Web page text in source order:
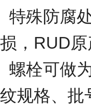
特殊防腐
损，RUD
螺栓可做
纹规格、批